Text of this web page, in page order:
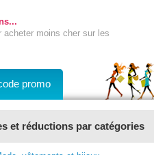
acheter moins cher sur les
promo
et réductions par catégories